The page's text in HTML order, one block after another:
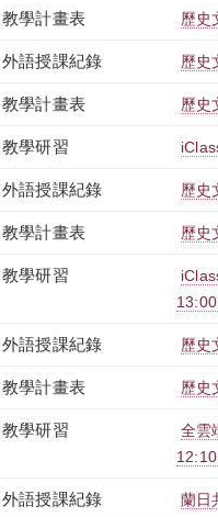
教學計畫表 歷史
外語授課紀錄 歷史
教學計畫表 歷史
教學研習
外語授課紀錄 歷史
教學計畫表 歷史
教學研習
外語授課紀錄 歷史
教學計畫表 歷史
教學研習
全雲
外語授課紀錄 蘭日